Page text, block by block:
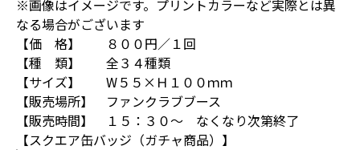
※画像はイメージです。プリントカラーなど実際とは異
なる場合がございます
【価 格】 ８００円／１回
【種 類】 全３４種類
【サイズ】 W５５×Ｈ１００ｍｍ
【販売場所】 ファンクラブブース
【販売時間】 １５：３０～ なくなり次第終了
【スクエア缶バッジ（ガチャ商品）】